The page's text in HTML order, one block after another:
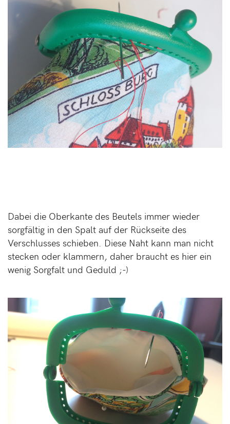
Dabei die Oberkante des Beutels immer wieder
sorgfältig in den Spalt auf der Rückseite des
Verschlusses schieben. Diese Naht kann man nicht
stecken oder klammern, daher braucht es hier ein
wenig Sorgfalt und Geduld ;-)